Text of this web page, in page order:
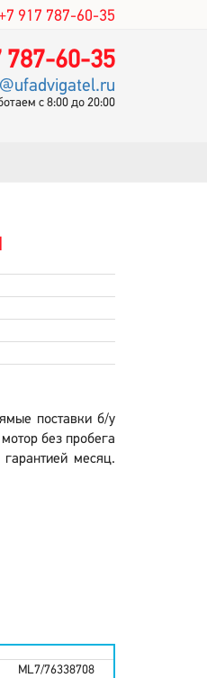
917 787-60-35
787-60-35
с 8:00 до 20:00
поставки б/у
без пробега
месяц.
ML7/76338708